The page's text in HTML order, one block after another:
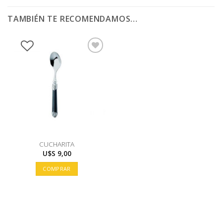
TAMBIÉN TE RECOMENDAMOS…
CUCHARITA
U$S 9,00
COMPRAR